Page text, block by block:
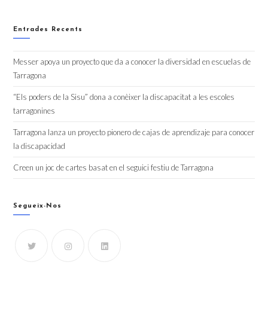
Entrades Recents
Messer apoya un proyecto que da a conocer la diversidad en escuelas de
Tarragona
“Els poders de la Sisu” dona a conèixer la discapacitat a les escoles
tarragonines
Tarragona lanza un proyecto pionero de cajas de aprendizaje para conocer
la discapacidad
Creen un joc de cartes basat en el seguici festiu de Tarragona
Segueix-Nos